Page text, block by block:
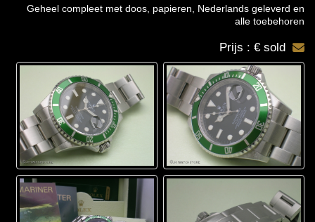
Geheel compleet met doos, papieren, Nederlands geleverd en
alle toebehoren
Prijs : € sold